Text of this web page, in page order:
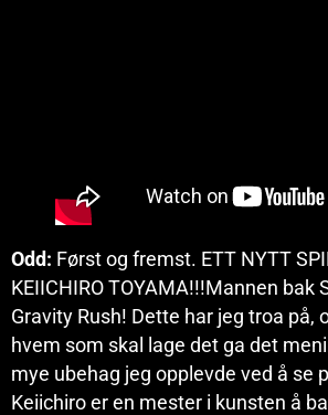
Odd: Først og fremst. ETT NYTT
KEIICHIRO TOYAMA!!!Mannen bak
Gravity Rush! Dette har jeg troa på,
hvem som skal lage det ga det
mye ubehag jeg opplevde ved å se
Keiichiro er en mester i kunsten å